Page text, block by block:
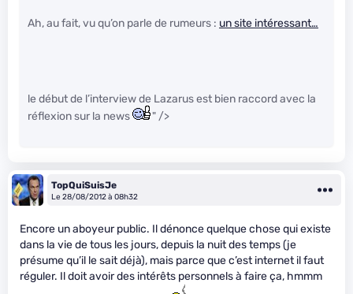
Ah, au fait, vu qu’on parle de rumeurs : un site intéressant…
le début de l’interview de Lazarus est bien raccord avec la
réflexion sur la news
" />
TopQuiSuisJe
Le 28/08/2012 à 08h32
Encore un aboyeur public. Il dénonce quelque chose qui existe
dans la vie de tous les jours, depuis la nuit des temps (je
présume qu’il le sait déjà), mais parce que c’est internet il faut
réguler. Il doit avoir des intérêts personnels à faire ça, hmmm